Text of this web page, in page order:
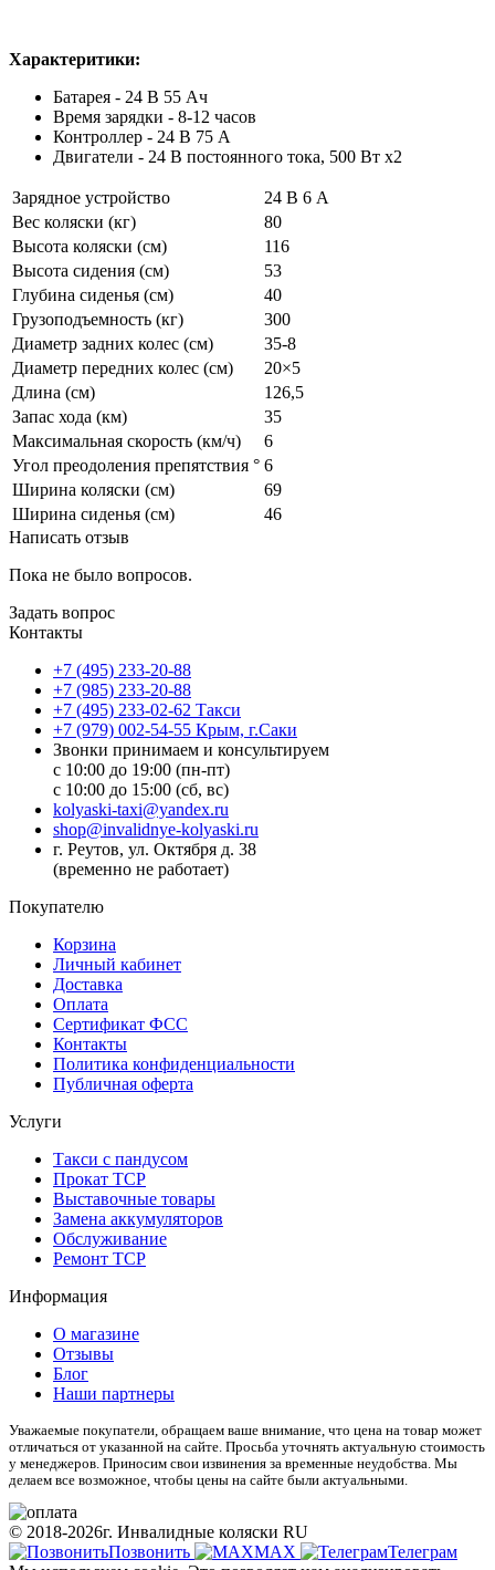
Характеритики:
Батарея - 24 В 55 Ач
Время зарядки - 8-12 часов
Контроллер - 24 В 75 А
Двигатели - 24 В постоянного тока, 500 Вт x2
Зарядное устройство
24 В 6 А
Вес коляски (кг)
80
Высота коляски (см)
116
Высота сидения (см)
53
Глубина сиденья (см)
40
Грузоподъемность (кг)
300
Диаметр задних колес (см)
35-8
Диаметр передних колес (см)
20×5
Длина (см)
126,5
Запас хода (км)
35
Максимальная скорость (км/ч)
6
Угол преодоления препятствия ° 6
Ширина коляски (см)
69
Ширина сиденья (см)
46
Написать отзыв
Пока не было вопросов.
Задать вопрос
Контакты
+7 (495) 233-20-88
+7 (985) 233-20-88
+7 (495) 233-02-62 Такси
+7 (979) 002-54-55 Крым, г.Саки
Звонки принимаем и консультируем
с 10:00 до 19:00 (пн-пт)
с 10:00 до 15:00 (сб, вс)
kolyaski-taxi@yandex.ru
shop@invalidnye-kolyaski.ru
г. Реутов, ул. Октября д. 38
(временно не работает)
Покупателю
Корзина
Личный кабинет
Доставка
Оплата
Сертификат ФСС
Контакты
Политика конфиденциальности
Публичная оферта
Услуги
Такси с пандусом
Прокат ТСР
Выставочные товары
Замена аккумуляторов
Обслуживание
Ремонт ТСР
Информация
О магазине
Отзывы
Блог
Наши партнеры
Уважаемые покупатели, обращаем ваше внимание, что цена на товар может
отличаться от указанной на сайте. Просьба уточнять актуальную стоимость
у менеджеров. Приносим свои извинения за временные неудобства. Мы
делаем все возможное, чтобы цены на сайте были актуальными.
© 2018-2026г. Инвалидные коляски RU
Позвонить
МАХ
Телеграм